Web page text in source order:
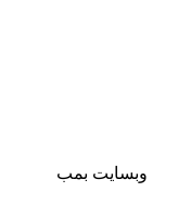
وبسایت بمب